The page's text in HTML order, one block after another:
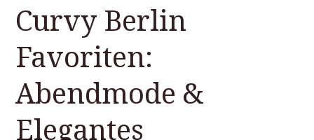
Curvy Berlin
Favoriten:
Abendmode &
Elegantes